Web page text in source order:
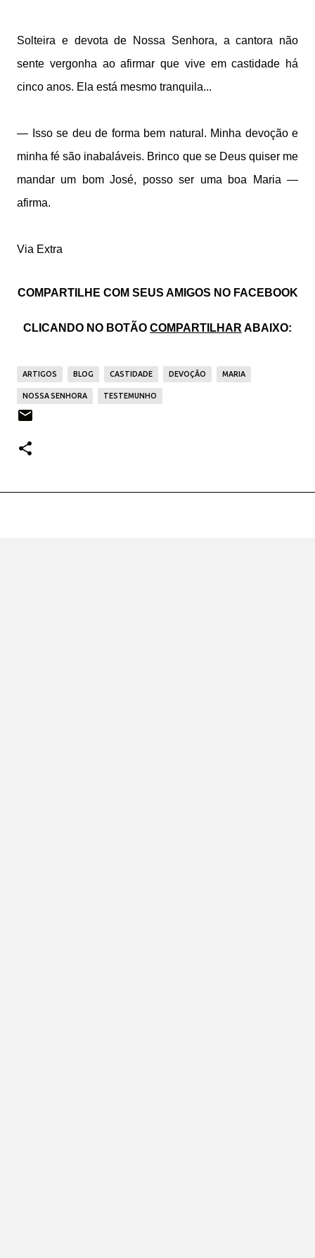
Solteira e devota de Nossa Senhora, a cantora não
sente vergonha ao afirmar que vive em castidade há
cinco anos. Ela está mesmo tranquila...
— Isso se deu de forma bem natural. Minha devoção e
minha fé são inabaláveis. Brinco que se Deus quiser me
mandar um bom José, posso ser uma boa Maria —
afirma.
Via Extra
COMPARTILHE COM SEUS AMIGOS NO FACEBOOK
CLICANDO NO BOTÃO COMPARTILHAR ABAIXO:
ARTIGOS BLOG CASTIDADE DEVOÇÃO MARIA
NOSSA SENHORA TESTEMUNHO